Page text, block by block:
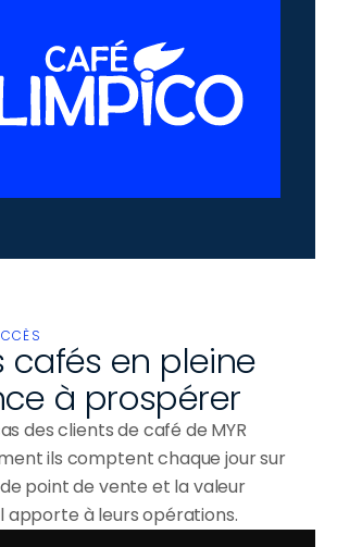
cafés en pleine
à prospérer
des clients de café de MYR
ils comptent chaque jour sur
point de vente et la valeur
apporte à leurs opérations.